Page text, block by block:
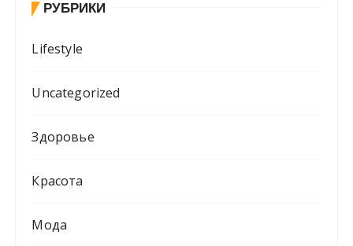
РУБРИКИ
Lifestyle
Uncategorized
Здоровье
Красота
Мода